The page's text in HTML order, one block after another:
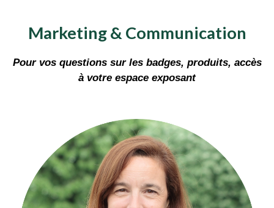
Marketing & Communication
Pour vos questions sur les badges, produits, accès
à votre espace exposant